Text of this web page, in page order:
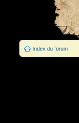
Index du forum